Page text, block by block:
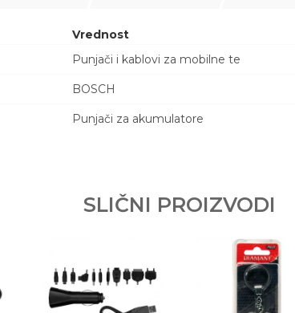
Vrednost
Punjači i kablovi za mobilne te
BOSCH
Punjači za akumulatore
kupaca po osnovu zakona o zaštiti potrošača
SLIČNI PROIZVODI